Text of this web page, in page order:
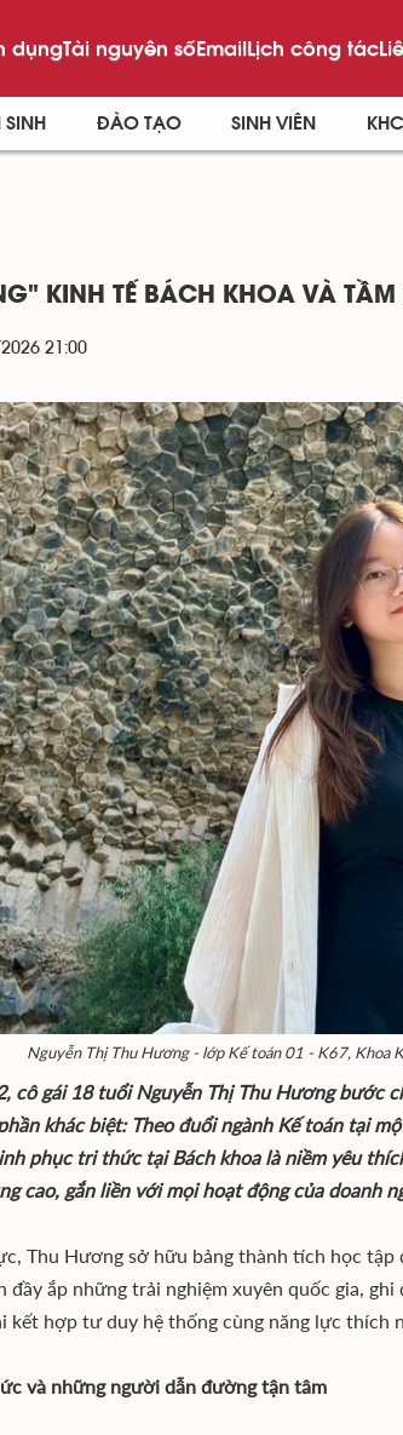
dụngTài nguyên sốEmailLịch công tác
SINH ĐÀO TẠO SINH VIÊN
KINH TẾ BÁCH KHOA VÀ TẦM
21:00
Nguyễn Thị Thu Hương - lớp Kế toán 01 - K67, Khoa
cô gái 18 tuổi Nguyễn Thị Thu Hương bước
khác biệt: Theo đuổi ngành Kế toán tại
phục tri thức tại Bách khoa là niềm yêu
cao, gắn liền với mọi hoạt động của doanh
Thu Hương sở hữu bảng thành tích học
đầy ắp những trải nghiệm xuyên quốc gia,
kết hợp tư duy hệ thống cùng năng lực thích
và những người dẫn đường tận tâm